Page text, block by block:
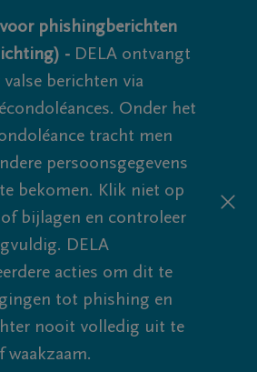
phishingberichten
- DELA ontvangt
berichten via
Onder het
tracht men
persoonsgegevens
bekomen. Klik niet op
bijlagen en controleer
DELA
acties om dit te
tot phishing en
nooit volledig uit te